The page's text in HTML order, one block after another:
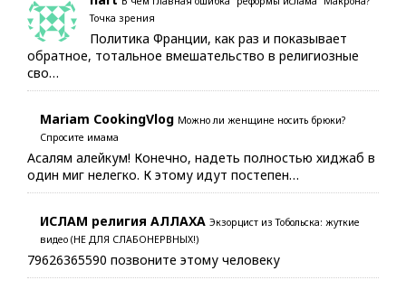
Точка зрения
Политика Франции, как раз и показывает
обратное, тотальное вмешательство в религиозные
сво…
Mariam CookingVlog Можно ли женщине носить брюки?
Спросите имама
Асалям алейкум! Конечно, надеть полностью хиджаб в
один миг нелегко. К этому идут постепен…
ИСЛАМ религия АЛЛАХА Экзорцист из Тобольска: жуткие
видео (НЕ ДЛЯ СЛАБОНЕРВНЫХ!)
79626365590 позвоните этому человеку